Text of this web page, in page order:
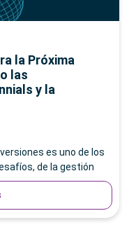
la Próxima
las
y la
es uno de los
de la gestión